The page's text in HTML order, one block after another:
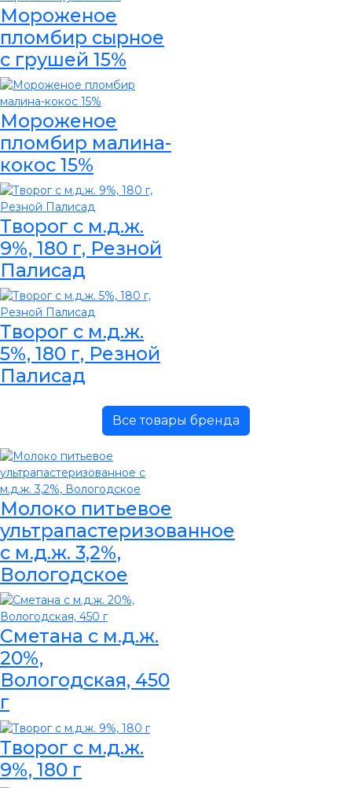
Мороженое
пломбир сырное
с грушей 15%
Мороженое
пломбир малина-
кокос 15%
Творог с м.д.ж.
9%, 180 г, Резной
Палисад
Творог с м.д.ж.
5%, 180 г, Резной
Палисад
Все товары бренда
Молоко питьевое
ультрапастеризованное
с м.д.ж. 3,2%,
Вологодское
Сметана с м.д.ж.
20%,
Вологодская, 450
г
Творог с м.д.ж.
9%, 180 г